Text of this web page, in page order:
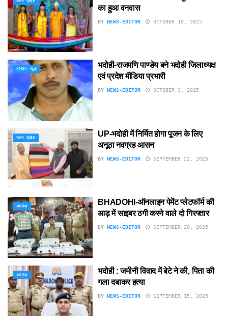
का हुआ वनवास
BY NEWS-EDITOR OCTOBER 10, 2025
ट्रेंडिंग न्यूज़
भदोही-राजमणि पाण्डेय बने भदोही जिलाध्यक्ष
एवं प्रदेश मीडिया प्रभारी
BY NEWS-EDITOR OCTOBER 3, 2025
उत्तर प्रदेश
UP-भदोही में निर्मित होगा पूजन के लिए
अनूठा नवग्रह आसन
BY NEWS-EDITOR SEPTEMBER 22, 2025
अपराध
BHADOHI-ऑनलाइन पेमेंट प्लेटफॉर्म की
आड़ में साइबर ठगी करने वाले दो गिरफ्तार
BY NEWS-EDITOR SEPTEMBER 20, 2025
अपराध
भदोही : जमीनी विवाद में बेटे ने की, पिता की
गला दबाकर हत्या
BY NEWS-EDITOR SEPTEMBER 15, 2025